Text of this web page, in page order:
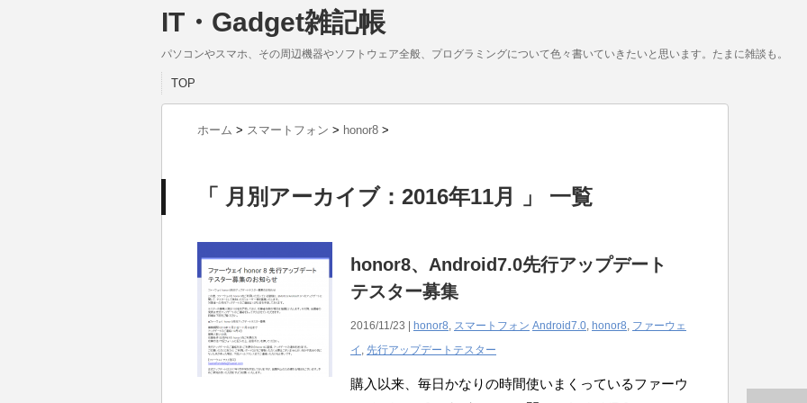
IT・Gadget雑記帳
パソコンやスマホ、その周辺機器やソフトウェア全般、プログラミングについて色々書いていきたいと思います。たまに雑談も。
TOP
ホーム > スマートフォン > honor8 >
「 月別アーカイブ：2016年11月 」 一覧
honor8、Android7.0先行アップデート
テスター募集
2016/11/23 | honor8, スマートフォン Android7.0, honor8, ファーウェ
イ , 先行アップデートテスター
購入以来、毎日かなりの時間使いまくっているファーウ